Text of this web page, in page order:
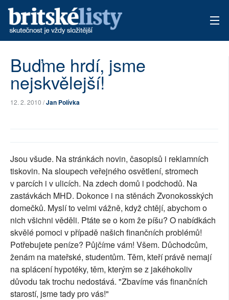
ARCHIV
TÉMATA
Buďme hrdí, jsme
nejskvělejší!
12. 2. 2010 /Jan Polívka
Jsou všude. Na stránkách novin, časopisů i reklamních
tiskovin. Na sloupech veřejného osvětlení, stromech
v parcích i v ulicích. Na zdech domů i podchodů. Na
zastávkách MHD. Dokonce i na stěnách Zvonokosských
domečků. Myslí to velmi vážně, když chtějí, abychom o
nich všichni věděli. Ptáte se o kom že píšu? O nabídkách
skvělé pomoci v případě našich finančních problémů!
Potřebujete peníze? Půjčíme vám! Všem. Důchodcům,
ženám na mateřské, studentům. Těm, kteří právě nemají
na splácení hypotéky, těm, kterým se z jakéhokoliv
důvodu tak trochu nedostává. "Zbavíme vás finančních
starostí, jsme tady pro vás!"